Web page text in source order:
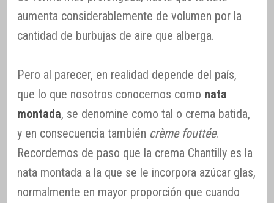
aumenta considerablemente de volumen por la
cantidad de burbujas de aire que alberga.
Pero al parecer, en realidad depende del país,
que lo que nosotros conocemos como nata
montada, se denomine como tal o crema batida,
y en consecuencia también crème fouttée.
Recordemos de paso que la crema Chantilly es la
nata montada a la que se le incorpora azúcar glas,
normalmente en mayor proporción que cuando